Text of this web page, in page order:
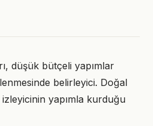
düşük bütçeli yapımlar
belirleyici. Doğal
yapımla kurduğu